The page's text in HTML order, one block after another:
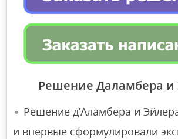
Решение Даламбера и
Решение д’Аламбера и
и впервые сформулировали